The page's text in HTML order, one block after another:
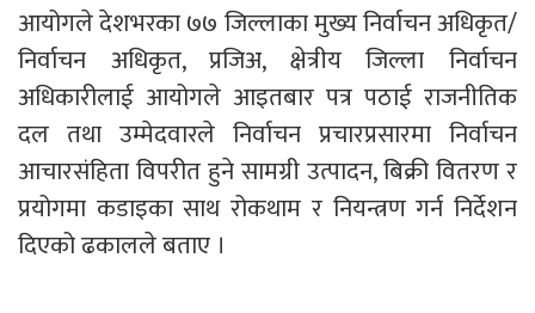
आयोगले देशभरका ७७ जिल्लाका मुख्य निर्वाचन अधिकृत/
निर्वाचन अधिकृत, प्रजिअ, क्षेत्रीय जिल्ला निर्वाचन
अधिकारीलाई आयोगले आइतबार पत्र पठाई राजनीतिक
दल तथा उम्मेदवारले निर्वाचन प्रचारप्रसारमा निर्वाचन
आचारसंहिता विपरीत हुने सामग्री उत्पादन, बिक्री वितरण र
प्रयोगमा कडाइका साथ रोकथाम र नियन्त्रण गर्न निर्देशन
दिएको ढकालले बताए ।